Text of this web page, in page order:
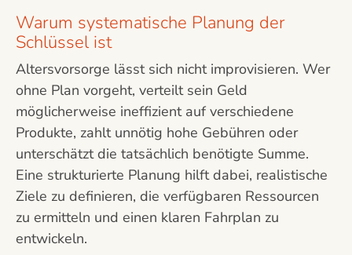
Warum systematische Planung der
Schlüssel ist
Altersvorsorge lässt sich nicht improvisieren. Wer
ohne Plan vorgeht, verteilt sein Geld
möglicherweise ineffizient auf verschiedene
Produkte, zahlt unnötig hohe Gebühren oder
unterschätzt die tatsächlich benötigte Summe.
Eine strukturierte Planung hilft dabei, realistische
Ziele zu definieren, die verfügbaren Ressourcen
zu ermitteln und einen klaren Fahrplan zu
entwickeln.